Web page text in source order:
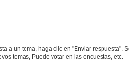
a un tema, haga clic en "Enviar
temas, Puede votar en las encuestas, etc.